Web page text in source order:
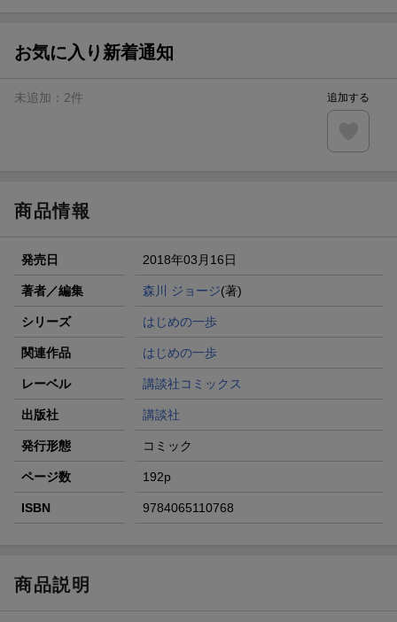
が当たる！
楽天モバイル紹介キャンペーンの拡散で300円OFFクーポン
条件達成で楽天限定・宝塚歌劇 宙組貸切公演ペアチケット
お気に入り新着通知
未追加： 2件 追加する
商品情報
発売日 2018年03月16日
著者／編集 森川 ジョージ(著)
シリーズ はじめの一歩
関連作品 はじめの一歩
レーベル 講談社コミックス
出版社 講談社
発行形態 コミック
ページ数 192p
ISBN 9784065110768
商品説明